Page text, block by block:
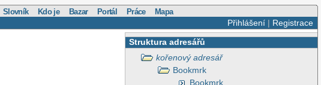
Slovník Kdo je Bazar Portál Práce Mapa
Přihlášení| Registrace
Struktura adresářů
kořenový adresář
Bookmrk
Bookmrk